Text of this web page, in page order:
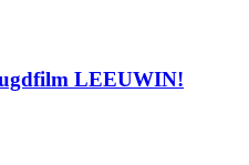
LEEUWIN!